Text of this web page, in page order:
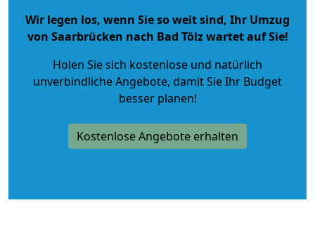
Wir legen los, wenn Sie so weit sind, Ihr Umzug
von Saarbrücken nach Bad Tölz wartet auf Sie!
Holen Sie sich kostenlose und natürlich
unverbindliche Angebote, damit Sie Ihr Budget
besser planen!
Kostenlose Angebote erhalten